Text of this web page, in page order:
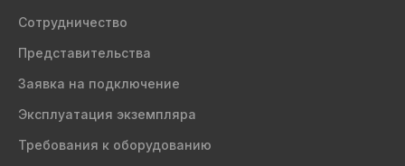
Сотрудничество
Представительства
Заявка на подключение
Эксплуатация экземпляра
Требования к оборудованию